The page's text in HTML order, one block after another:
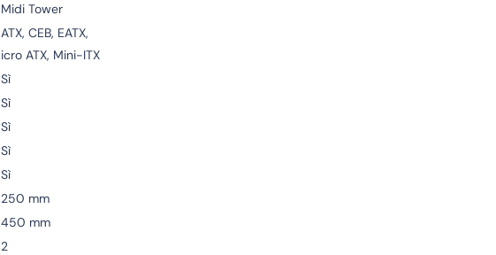
Midi Tower
ATX, CEB, EATX,
icro ATX, Mini-ITX
Sì
Sì
Sì
Sì
Sì
250 mm
450 mm
2